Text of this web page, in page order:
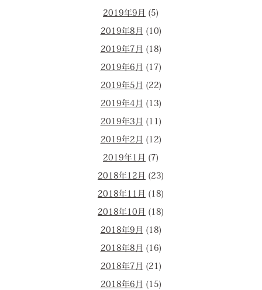
2019年9月 (5)
2019年8月 (10)
2019年7月 (18)
2019年6月 (17)
2019年5月 (22)
2019年4月 (13)
2019年3月 (11)
2019年2月 (12)
2019年1月 (7)
2018年12月 (23)
2018年11月 (18)
2018年10月 (18)
2018年9月 (18)
2018年8月 (16)
2018年7月 (21)
2018年6月 (15)